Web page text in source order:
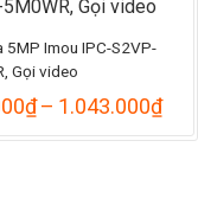
5MP Imou IPC-S2VP-
Gọi video
₫– 1.043.000₫
từ